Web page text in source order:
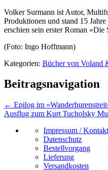
Volker Surmann ist Autor,
Produktionen und stand 15
erschien sein erster Roman
(Foto: Ingo Hoffmann)
Kategorien: Bücher von Voland
Beitragsnavigation
← Epilog im
Ausflug zum Kurt Tucholsky
Impressum /
Datenschutz
Bestellvorgang
Lieferung
Versandkosten